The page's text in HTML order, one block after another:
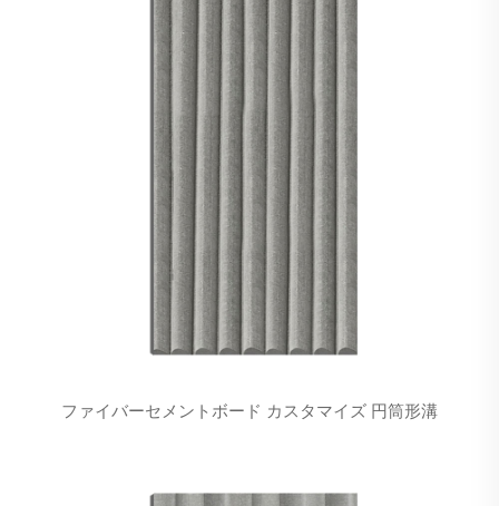
ファイバーセメントボード カスタマイズ 円筒形溝